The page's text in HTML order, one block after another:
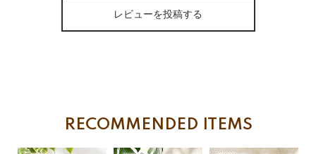
レビューを投稿する
RECOMMENDED ITEMS